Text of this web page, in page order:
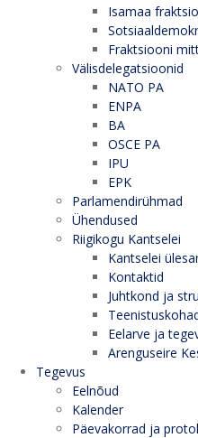
Isamaa
Fraktsiooni
Välisdelegatsioonid
NATO PA
ENPA
BA
OSCE PA
IPU
EPK
Parlamendirühmad
Ühendused
Riigikogu Kantselei
Kantselei
Kontaktid
Juhtkond ja
Eelarve ja
Arenguseire
Tegevus
Eelnõud
Kalender
Päevakorrad ja